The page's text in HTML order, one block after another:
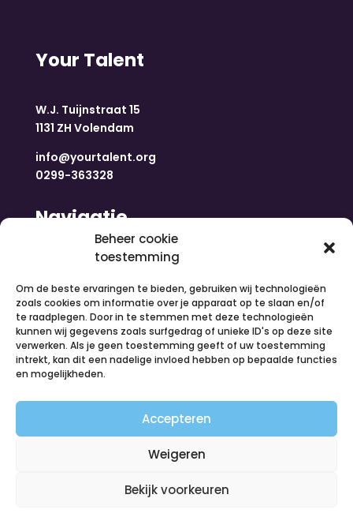
Beheer cookie
toestemming
Om de beste ervaringen te bieden, gebruiken wij technologieën
zoals cookies om informatie over je apparaat op te slaan en/of
te raadplegen. Door in te stemmen met deze technologieën
kunnen wij gegevens zoals surfgedrag of unieke ID's op deze site
verwerken. Als je geen toestemming geeft of uw toestemming
intrekt, kan dit een nadelige invloed hebben op bepaalde functies
en mogelijkheden.
Accepteren
Weigeren
Bekijk voorkeuren
Your Talent
W.J. Tuijnstraat 15
1131 ZH Volendam
info@yourtalent.org
0299-363328
Navigatie
Nieuws
Over ons
Contact
Inloggen
Vacatures
Organiseer een activiteit